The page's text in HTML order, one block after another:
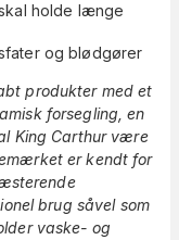
holde længe
og blødgører
produkter med et
forsegling, en
King Carthur være
er kendt for
brug såvel som
vaske- og